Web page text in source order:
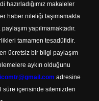
hazırladığımız makaleler
haber niteliği taşımamakta
yapılmamaktadır.
tamamen tesadüfidir.
ücretsiz bir bilgi paylaşım
aykırı olduğunu
adresine
içerisinde sitemizden